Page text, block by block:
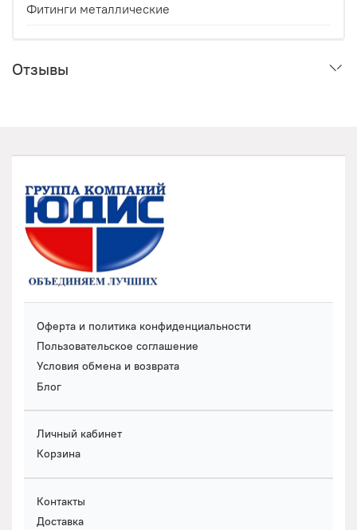
Фитинги металлические
Отзывы
Оферта и политика конфиденциальности
Пользовательское соглашение
Условия обмена и возврата
Блог
Личный кабинет
Корзина
Контакты
Доставка